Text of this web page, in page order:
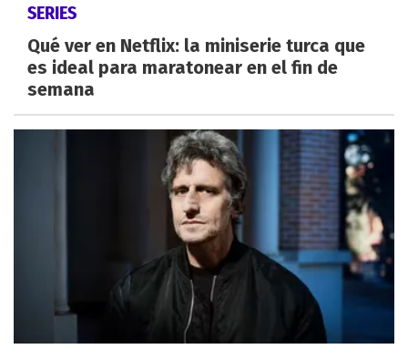
SERIES
Qué ver en Netflix: la miniserie turca que
es ideal para maratonear en el fin de
semana